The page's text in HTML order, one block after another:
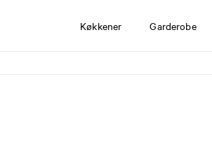
Køkkener Garderobe